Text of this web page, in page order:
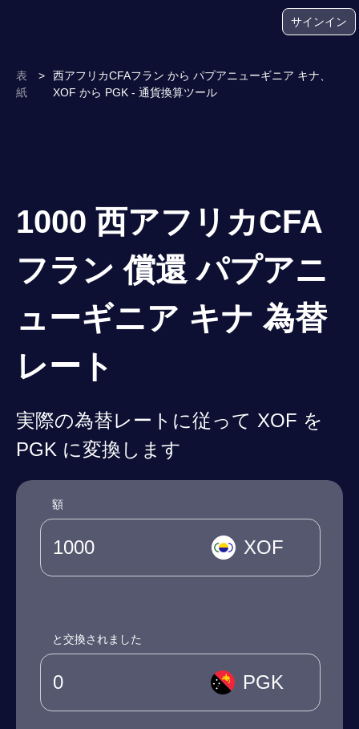
サインイン
表
紙
>
西アフリカCFAフラン から パプアニューギニア キナ、
XOF から PGK - 通貨換算ツール
1000 西アフリカCFA
フラン 償還 パプアニ
ューギニア キナ 為替
レート
実際の為替レートに従って XOF を
PGK に変換します
額
XOF
と交換されました
PGK